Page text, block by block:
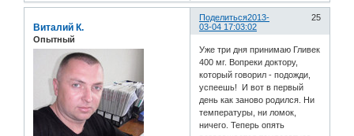
Поделиться 25
2013-
03-04 17:03:02
Виталий К.
Опытный
Уже три дня принимаю Гливек
400 мг. Вопреки доктору,
который говорил - подожди,
успеешь! И вот в первый
день как заново родился. Ни
температуры, ни ломок,
ничего. Теперь опять